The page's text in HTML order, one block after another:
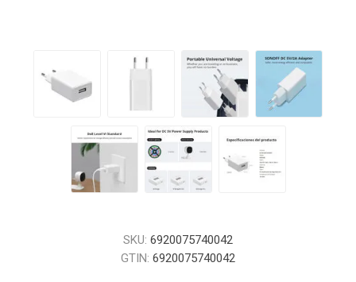
SKU: 6920075740042
GTIN: 6920075740042